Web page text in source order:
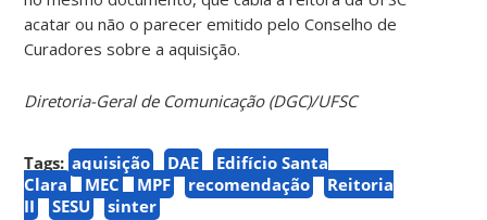
acatar ou não o parecer emitido pelo Conselho de
Curadores sobre a aquisição.
Diretoria-Geral de Comunicação (DGC)/UFSC
Tags: aquisição DAE
Edifício Santa
Clara
MEC MPF recomendação
Reitoria
II
SESU sinter